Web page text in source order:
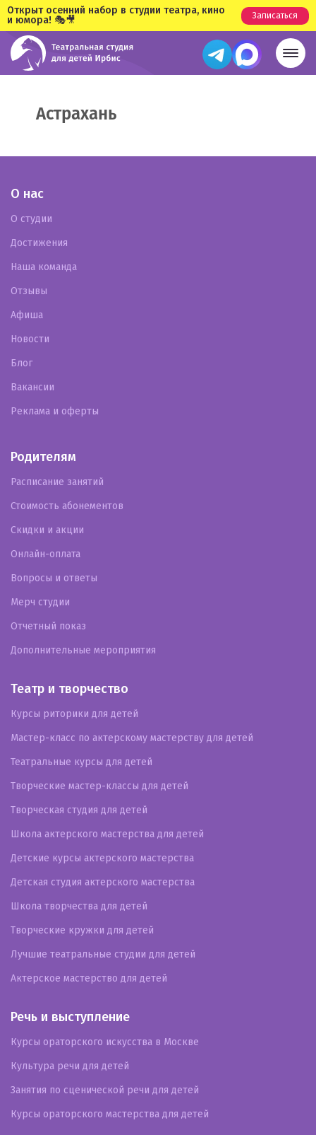
Открыт осенний набор в студии театра, кино
и юмора! 🎭🎥
Записаться
Астрахань
О нас
О студии
Достижения
Наша команда
Отзывы
Афиша
Новости
Блог
Вакансии
Реклама и оферты
Родителям
Расписание занятий
Стоимость абонементов
Скидки и акции
Онлайн-оплата
Вопросы и ответы
Мерч студии
Отчетный показ
Дополнительные мероприятия
Театр и творчество
Курсы риторики для детей
Мастер-класс по актерскому мастерству для детей
Театральные курсы для детей
Творческие мастер-классы для детей
Творческая студия для детей
Школа актерского мастерства для детей
Детские курсы актерского мастерства
Детская студия актерского мастерства
Школа творчества для детей
Творческие кружки для детей
Лучшие театральные студии для детей
Актерское мастерство для детей
Речь и выступление
Курсы ораторского искусства в Москве
Культура речи для детей
Занятия по сценической речи для детей
Курсы ораторского мастерства для детей